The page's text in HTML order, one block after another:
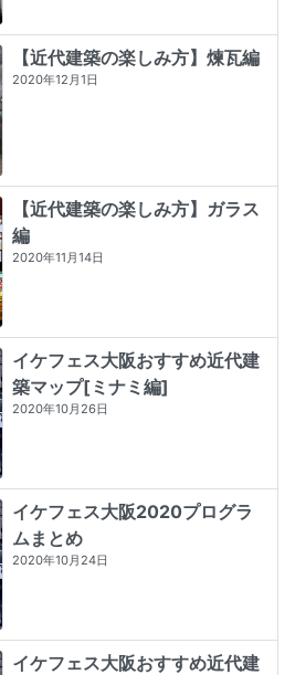
【近代建築の楽しみ方】煉瓦編
2020年12月1日
【近代建築の楽しみ方】ガラス
編
2020年11月14日
イケフェス大阪おすすめ近代建
築マップ[ミナミ編]
2020年10月26日
イケフェス大阪2020プログラ
ムまとめ
2020年10月24日
イケフェス大阪おすすめ近代建